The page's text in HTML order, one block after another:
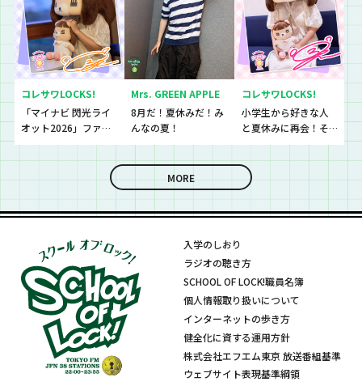
コレサワLOCKS!
「マイナビ 閃光ライ
オット2026」ファイ
ナリストたちの音源
を聴いていきます！
Mrs. GREEN APPLE
8月だ！夏休みだ！み
んなの夏！
コレサワLOCKS!
小学生から好きな人
と夏休みに再会！そ
して、最後に嬉しいお
知らせも！
MORE
入学のしおり
ラジオの聴き方
SCHOOL OF LOCK!職員名簿
個人情報取り扱いについて
インターネットの歩き方
健全化に資する運用方針
株式会社エフエム東京 放送番組基準
ウェブサイト表現基準綱領